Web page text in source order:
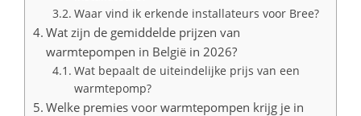
Waar vind ik erkende installateurs voor Bree?
Wat zijn de gemiddelde prijzen van
warmtepompen in België in 2026?
Wat bepaalt de uiteindelijke prijs van een
warmtepomp?
Welke premies voor warmtepompen krijg je in